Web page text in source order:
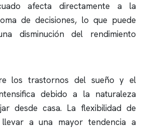
afecta directamente a la
de decisiones, lo que puede
disminución del rendimiento
los trastornos del sueño y el
debido a la naturaleza
desde casa. La flexibilidad de
a una mayor tendencia a